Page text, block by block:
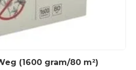
(1600 gram/80 m²)